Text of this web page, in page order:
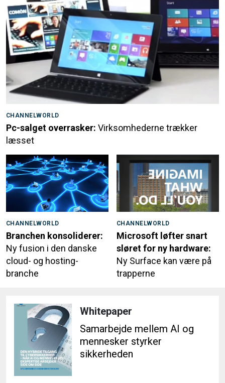
CHANNELWORLD
Pc-salget overrasker: Virksomhederne trækker
læsset
CHANNELWORLD
Branchen konsoliderer:
Ny fusion i den danske
cloud- og hosting-
branche
CHANNELWORLD
Microsoft løfter snart
sløret for ny hardware:
Ny Surface kan være på
trapperne
Whitepaper
Samarbejde mellem AI og
mennesker styrker
sikkerheden